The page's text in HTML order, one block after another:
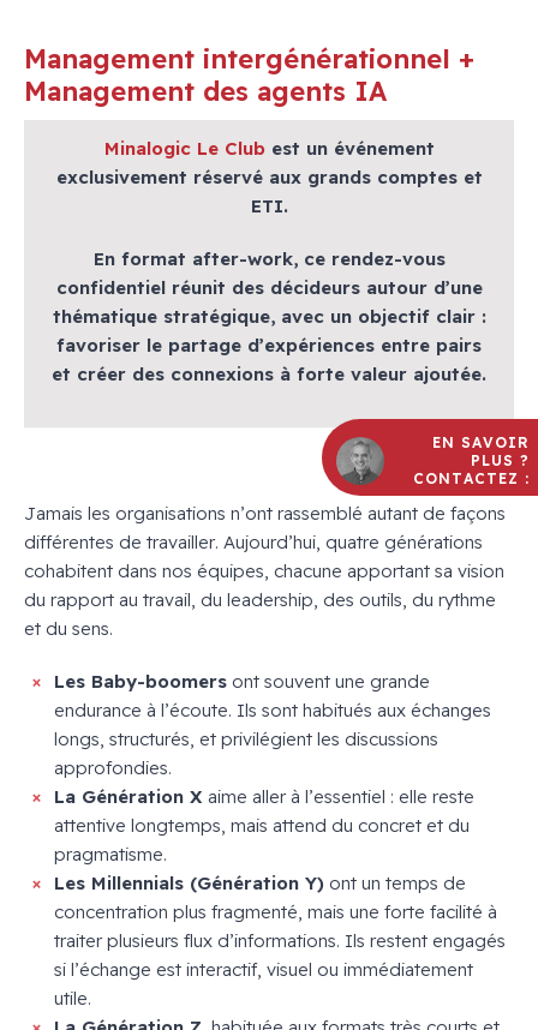
Management intergénérationnel +
Management des agents IA
Minalogic Le Club est un événement
exclusivement réservé aux grands comptes et
ETI.
En format after-work, ce rendez-vous
confidentiel réunit des décideurs autour d’une
thématique stratégique, avec un objectif clair :
favoriser le partage d’expériences entre pairs
et créer des connexions à forte valeur ajoutée.
Jamais les organisations n’ont rassemblé autant de façons
différentes de travailler. Aujourd’hui, quatre générations
cohabitent dans nos équipes, chacune apportant sa vision
du rapport au travail, du leadership, des outils, du rythme
et du sens.
Les Baby-boomers ont souvent une grande
endurance à l’écoute. Ils sont habitués aux échanges
longs, structurés, et privilégient les discussions
approfondies.
La Génération X aime aller à l’essentiel : elle reste
attentive longtemps, mais attend du concret et du
pragmatisme.
Les Millennials (Génération Y) ont un temps de
concentration plus fragmenté, mais une forte facilité à
traiter plusieurs flux d’informations. Ils restent engagés
si l’échange est interactif, visuel ou immédiatement
utile.
EN SAVOIR
PLUS ?
CONTACTEZ :